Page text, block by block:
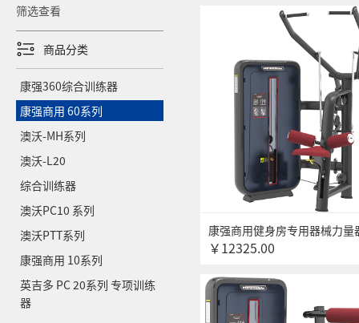
筛选查看
商品分类
康强360综合训练器
康强商用 60系列
澳沃-MH系列
澳沃-L20
综合训练器
澳沃PC10 系列
澳沃PTT系列
康强商用 10系列
英吉多 PC 20系列 专项训练
器
康强商用健身房专用器械力量
器械无氧健身器械 6006高拉
￥12325.00